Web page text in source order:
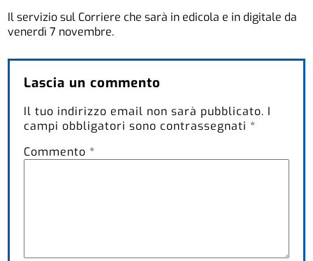
Il servizio sul Corriere che sarà in edicola e in digitale da
venerdì 7 novembre.
Lascia un commento
Il tuo indirizzo email non sarà pubblicato. I
campi obbligatori sono contrassegnati *
Commento *